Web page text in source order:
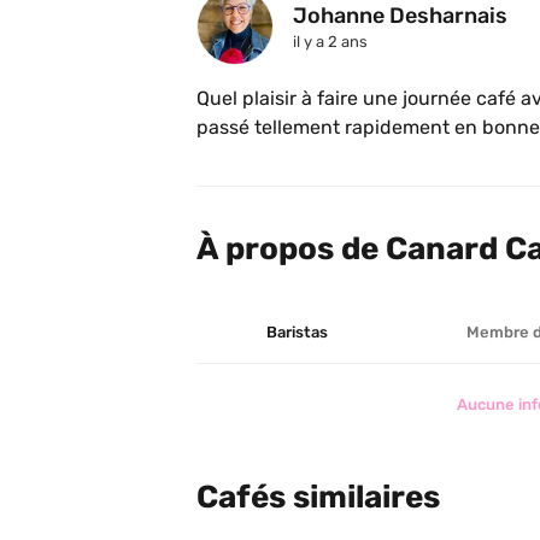
Johanne Desharnais
il y a 2 ans
Quel plaisir à faire une journée café
passé tellement rapidement en
finir dans un takeout 🙄. Par chance
Vous avez vu? Ils ont un tableau de
À propos de Canard
Baristas Membre
Aucune
Cafés similaires